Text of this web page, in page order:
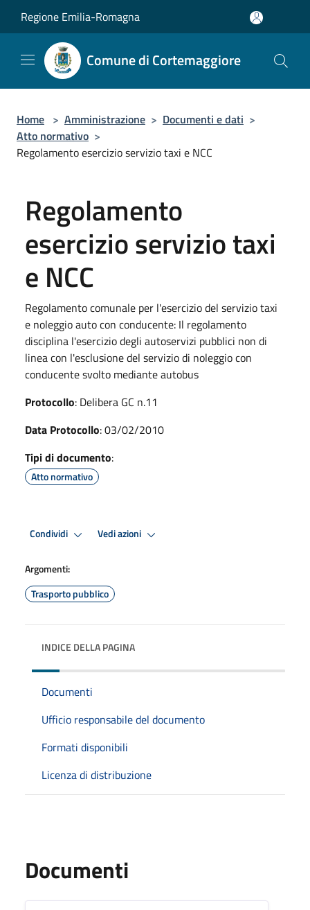
Regione Emilia-Romagna
Comune di Cortemaggiore
Home > Amministrazione > Documenti e dati >
Atto normativo >
Regolamento esercizio servizio taxi e NCC
Regolamento
esercizio servizio taxi
e NCC
Regolamento comunale per l'esercizio del servizio taxi
e noleggio auto con conducente: Il regolamento
disciplina l'esercizio degli autoservizi pubblici non di
linea con l'esclusione del servizio di noleggio con
conducente svolto mediante autobus
Protocollo: Delibera GC n.11
Data Protocollo: 03/02/2010
Tipi di documento:
Atto normativo
Condividi Vedi azioni
Argomenti:
Trasporto pubblico
INDICE DELLA PAGINA
Documenti
Ufficio responsabile del documento
Formati disponibili
Licenza di distribuzione
Documenti